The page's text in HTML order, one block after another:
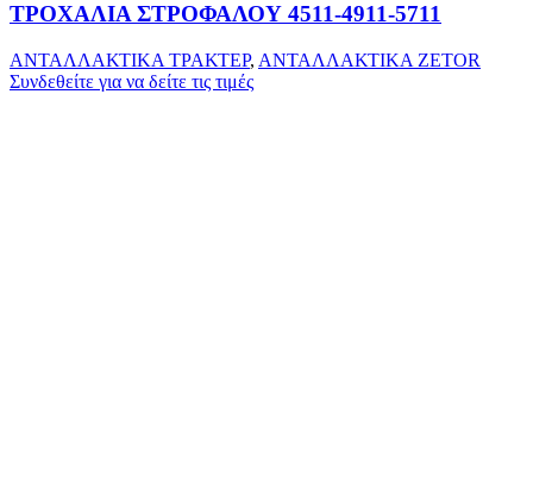
ΤΡΟΧΑΛΙΑ ΣΤΡΟΦΑΛΟΥ 4511-4911-5711
ΑΝΤΑΛΛΑΚΤΙΚΑ ΤΡΑΚΤΕΡ, ΑΝΤΑΛΛΑΚΤΙΚΑ ZETOR
Συνδεθείτε για να δείτε τις τιμές